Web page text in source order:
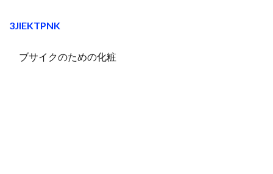
3JIEKTPNK
ブサイクのための化粧